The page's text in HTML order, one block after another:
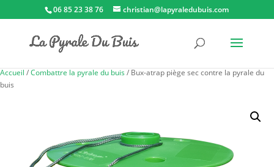
06 85 23 38 76 christian@lapyraledubuis.com
Accueil /Combattre la pyrale du buis/ Bux-atrap piège sec contre la pyrale du
buis